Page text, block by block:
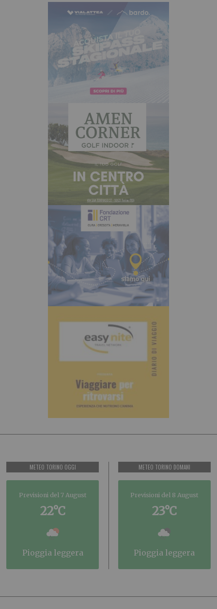
METEO TORINO OGGI
Previsioni del 7 August
22°C
pioggia leggera
METEO TORINO DOMANI
Previsioni del 8 August
23°C
pioggia leggera